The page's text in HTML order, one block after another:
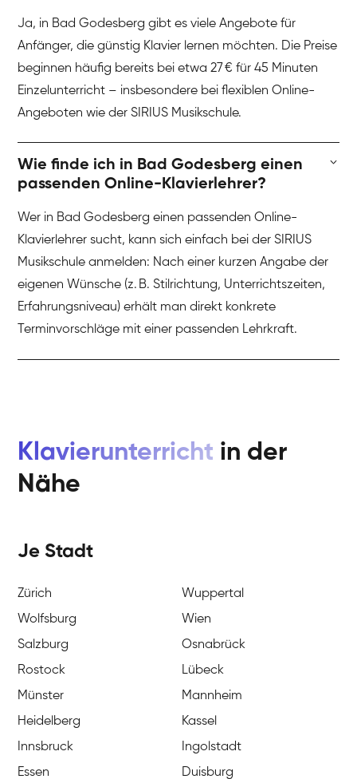
Ja, in Bad Godesberg gibt es viele Angebote für
Anfänger, die günstig Klavier lernen möchten. Die Preise
beginnen häufig bereits bei etwa 27 € für 45 Minuten
Einzelunterricht – insbesondere bei flexiblen Online-
Angeboten wie der SIRIUS Musikschule.
Wie finde ich in Bad Godesberg einen
passenden Online-Klavierlehrer?
Wer in Bad Godesberg einen passenden Online-
Klavierlehrer sucht, kann sich einfach bei der SIRIUS
Musikschule anmelden: Nach einer kurzen Angabe der
eigenen Wünsche (z. B. Stilrichtung, Unterrichtszeiten,
Erfahrungsniveau) erhält man direkt konkrete
Terminvorschläge mit einer passenden Lehrkraft.
Klavierunterricht in der
Nähe
Je Stadt
Zürich
Wuppertal
Wolfsburg
Wien
Salzburg
Osnabrück
Rostock
Lübeck
Münster
Mannheim
Heidelberg
Kassel
Innsbruck
Ingolstadt
Essen
Duisburg